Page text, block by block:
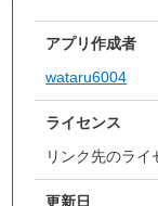
アプリ作成者
wataru6004
ライセンス
リンク先のライ
更新日